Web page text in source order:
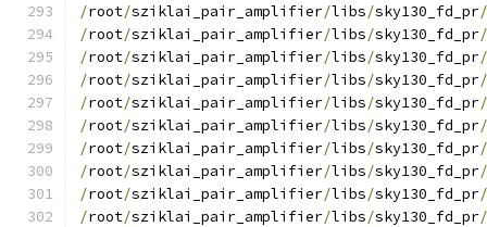
/root/sziklai_pair_amplifier/libs/sky130_fd_pr/
/root/sziklai_pair_amplifier/libs/sky130_fd_pr/
/root/sziklai_pair_amplifier/libs/sky130_fd_pr/
/root/sziklai_pair_amplifier/libs/sky130_fd_pr/
/root/sziklai_pair_amplifier/libs/sky130_fd_pr/
/root/sziklai_pair_amplifier/libs/sky130_fd_pr/
/root/sziklai_pair_amplifier/libs/sky130_fd_pr/
/root/sziklai_pair_amplifier/libs/sky130_fd_pr/
/root/sziklai_pair_amplifier/libs/sky130_fd_pr/
/root/sziklai_pair_amplifier/libs/sky130_fd_pr/